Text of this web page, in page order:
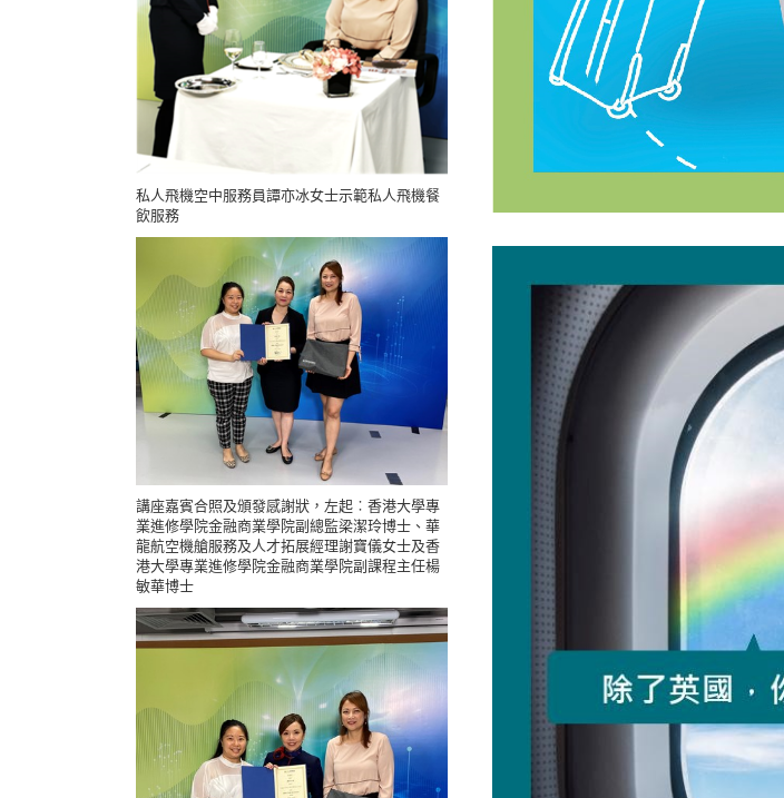
私人飛機空中服務員譚亦冰女士示範私人飛機餐
飲服務
講座嘉賓合照及頒發感謝狀，左起︰香港大學專
業進修學院金融商業學院副總監梁潔玲博士、華
龍航空機艙服務及人才拓展經理謝寶儀女士及香
港大學專業進修學院金融商業學院副課程主任楊
敏華博士